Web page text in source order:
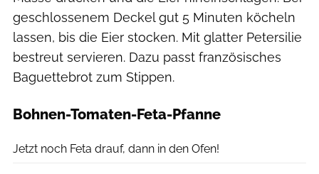
geschlossenem Deckel gut 5 Minuten köcheln
lassen, bis die Eier stocken. Mit glatter Petersilie
bestreut servieren. Dazu passt französisches
Baguettebrot zum Stippen.
Bohnen-Tomaten-Feta-Pfanne
Jetzt noch Feta drauf, dann in den Ofen!